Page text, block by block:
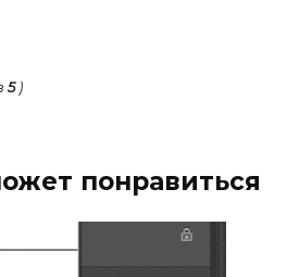
5)
понравиться